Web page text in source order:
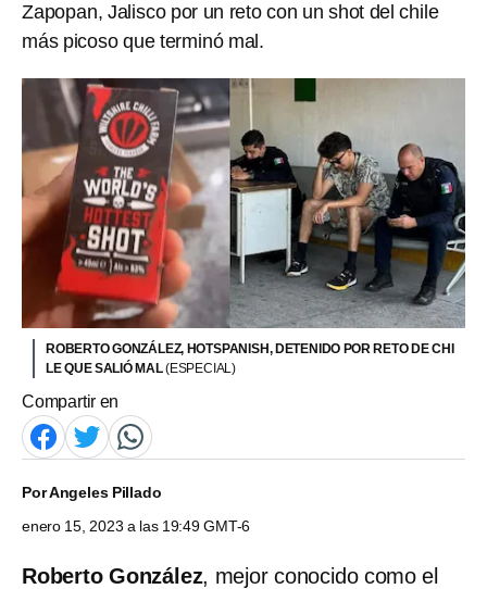
Zapopan, Jalisco por un reto con un shot del chile
más picoso que terminó mal.
ROBERTO GONZÁLEZ, HOTSPANISH, DETENIDO POR RETO DE CHI
LE QUE SALIÓ MAL(ESPECIAL)
Compartir en
PorAngeles Pillado
enero 15, 2023 a las 19:49 GMT-6
Roberto González, mejor conocido como el